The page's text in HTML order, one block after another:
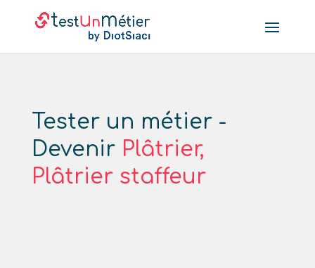
Tester un métier -
Devenir Plâtrier,
Plâtrier staffeur